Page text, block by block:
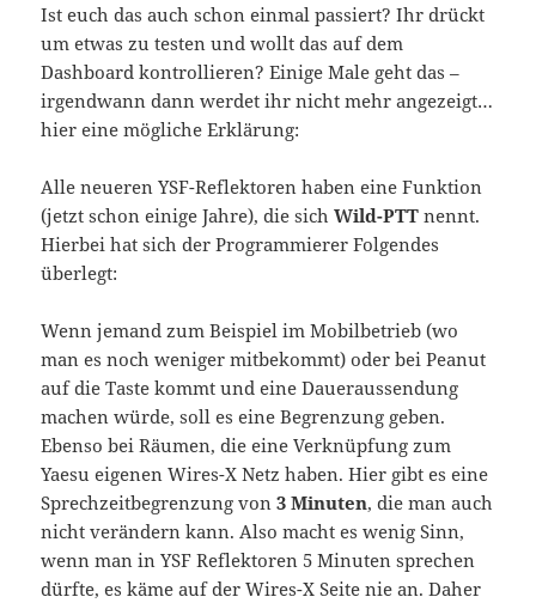
Ist euch das auch schon einmal passiert? Ihr drückt
um etwas zu testen und wollt das auf dem
Dashboard kontrollieren? Einige Male geht das –
irgendwann dann werdet ihr nicht mehr angezeigt…
hier eine mögliche Erklärung:
Alle neueren YSF-Reflektoren haben eine Funktion
(jetzt schon einige Jahre), die sichWild-PTT nennt.
Hierbei hat sich der Programmierer Folgendes
überlegt:
Wenn jemand zum Beispiel im Mobilbetrieb (wo
man es noch weniger mitbekommt) oder bei Peanut
auf die Taste kommt und eine Daueraussendung
machen würde, soll es eine Begrenzung geben.
Ebenso bei Räumen, die eine Verknüpfung zum
Yaesu eigenen Wires-X Netz haben. Hier gibt es eine
Sprechzeitbegrenzung von3 Minuten, die man auch
nicht verändern kann. Also macht es wenig Sinn,
wenn man in YSF Reflektoren 5 Minuten sprechen
dürfte, es käme auf der Wires-X Seite nie an. Daher